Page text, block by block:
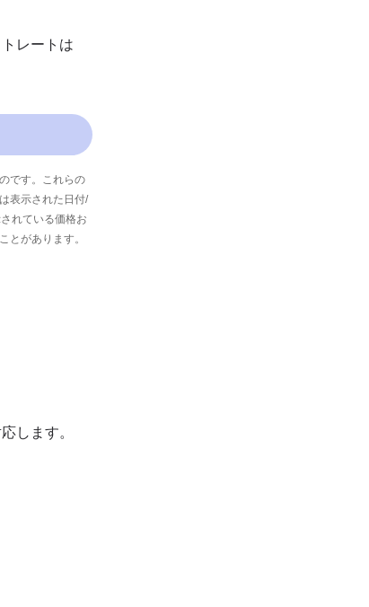
レートは
です。これらの
表示された日付/
れている価格お
とがあります。
します。